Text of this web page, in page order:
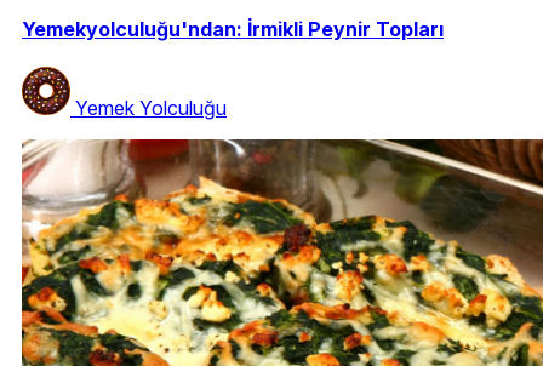
Yemekyolculuğu'ndan: İrmikli Peynir Topları
Yemek Yolculuğu